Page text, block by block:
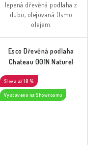
lepená dřevěná podlaha z
dubu, olejovaná Osmo
olejem.
Esco Dřevěná podlaha
Chateau 001N Naturel
až 10 %
Vystaveno na Showroomu